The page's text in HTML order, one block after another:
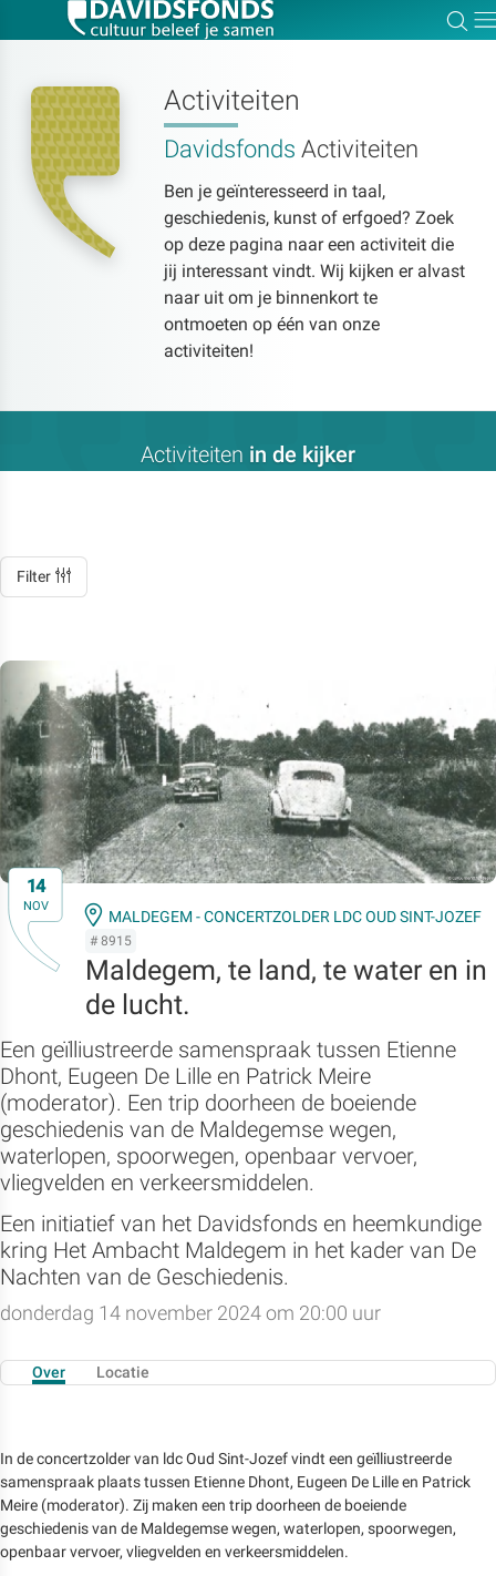
Activiteiten
Davidsfonds Activiteiten
Ben je geïnteresseerd in taal,
geschiedenis, kunst of erfgoed? Zoek
op deze pagina naar een activiteit die
jij interessant vindt. Wij kijken er alvast
naar uit om je binnenkort te
ontmoeten op één van onze
activiteiten!
Activiteiten in de kijker
Filter
14
NOV
MALDEGEM - CONCERTZOLDER LDC OUD SINT-JOZEF
# 8915
Maldegem, te land, te water en in
de lucht.
Een geïlliustreerde samenspraak tussen Etienne
Dhont, Eugeen De Lille en Patrick Meire
(moderator). Een trip doorheen de boeiende
geschiedenis van de Maldegemse wegen,
waterlopen, spoorwegen, openbaar vervoer,
vliegvelden en verkeersmiddelen.
Een initiatief van het Davidsfonds en heemkundige
kring Het Ambacht Maldegem in het kader van De
Nachten van de Geschiedenis.
donderdag 14 november 2024 om 20:00 uur
Over Locatie
In de concertzolder van ldc Oud Sint-Jozef vindt een geïlliustreerde
samenspraak plaats tussen Etienne Dhont, Eugeen De Lille en Patrick
Meire (moderator). Zij maken een trip doorheen de boeiende
geschiedenis van de Maldegemse wegen, waterlopen, spoorwegen,
openbaar vervoer, vliegvelden en verkeersmiddelen.
Zoek:
Zoeken